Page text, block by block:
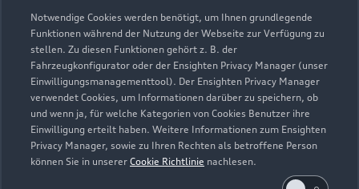
Notwendige Cookies werden benötigt, um Ihnen grundlegende
Funktionen während der Nutzung der Webseite zur Verfügung zu
stellen. Zu diesen Funktionen gehört z. B. der
Fahrzeugkonfigurator oder der Ensighten Privacy Manager (unser
Einwilligungsmanagementtool). Der Ensighten Privacy Manager
verwendet Cookies, um Informationen darüber zu speichern, ob
und wenn ja, für welche Kategorien von Cookies Benutzer ihre
Einwilligung erteilt haben. Weitere Informationen zum Ensighten
Privacy Manager, sowie zu Ihren Rechten als betroffene Person
können Sie in unserer Cookie Richtlinie nachlesen.
Zurück nach oben
Modelle